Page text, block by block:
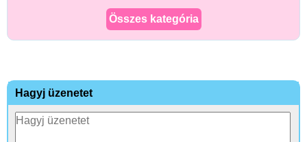
Összes kategória
Hagyj üzenetet